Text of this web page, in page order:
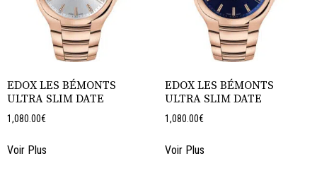
EDOX LES BÉMONTS
ULTRA SLIM DATE
1,080.00€
Voir Plus
EDOX LES BÉMONTS
ULTRA SLIM DATE
1,080.00€
Voir Plus